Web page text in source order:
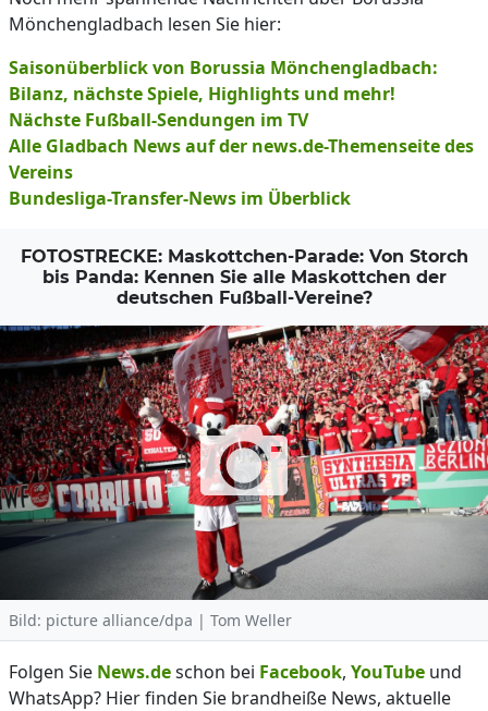
Mönchengladbach lesen Sie hier:
Saisonüberblick von Borussia Mönchengladbach:
Bilanz, nächste Spiele, Highlights und mehr!
Nächste Fußball-Sendungen im TV
Alle Gladbach News auf der news.de-Themenseite des
Vereins
Bundesliga-Transfer-News im Überblick
FOTOSTRECKE: Maskottchen-Parade: Von Storch
bis Panda: Kennen Sie alle Maskottchen der
deutschen Fußball-Vereine?
Bild: picture alliance/dpa | Tom Weller
Folgen Sie News.deschon bei Facebook, YouTube und
WhatsApp? Hier finden Sie brandheiße News, aktuelle